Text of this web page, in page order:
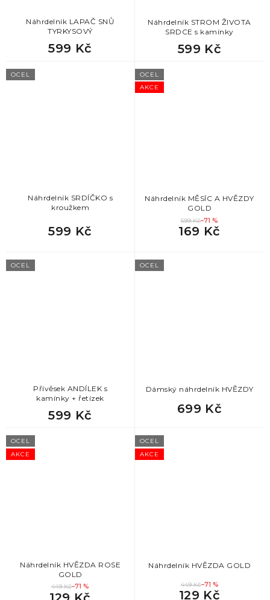
Náhrdelník LAPAČ SNŮ
TYRKYSOVÝ
599 Kč
Náhrdelník STROM ŽIVOTA
SRDCE s kamínky
599 Kč
OCEL
Náhrdelník SRDÍČKO s
kroužkem
599 Kč
AKCE
OCEL
Náhrdelník MĚSÍC A HVĚZDY
GOLD
599 Kč–71 %
169 Kč
OCEL
Přívěsek ANDÍLEK s
kamínky + řetízek
599 Kč
OCEL
Dámský náhrdelník HVĚZDY
699 Kč
AKCE
OCEL
Náhrdelník HVĚZDA ROSE
GOLD
449 Kč–71 %
AKCE
OCEL
Náhrdelník HVĚZDA GOLD
449 Kč–71 %
129 Kč